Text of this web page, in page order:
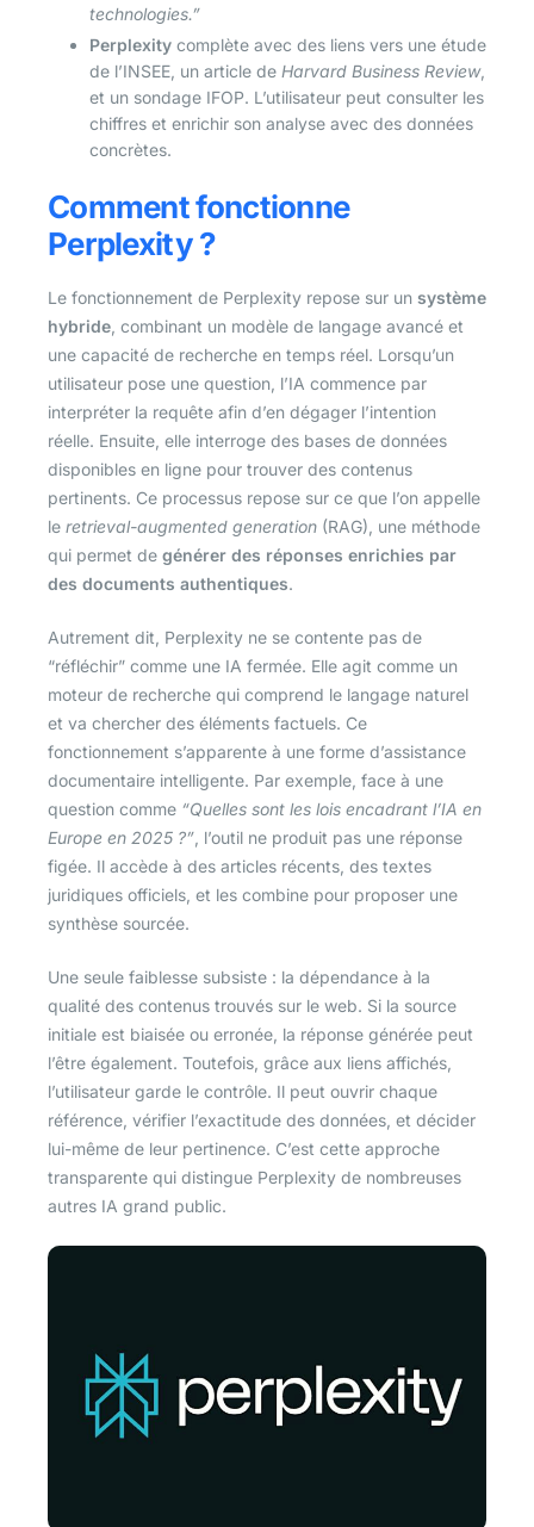
technologies.”
Perplexity complète avec des liens vers une étude
de l’INSEE, un article de Harvard Business Review,
et un sondage IFOP. L’utilisateur peut consulter les
chiffres et enrichir son analyse avec des données
concrètes.
Comment fonctionne
Perplexity ?
Le fonctionnement de Perplexity repose sur un système
hybride , combinant un modèle de langage avancé et
une capacité de recherche en temps réel. Lorsqu’un
utilisateur pose une question, l’IA commence par
interpréter la requête afin d’en dégager l’intention
réelle. Ensuite, elle interroge des bases de données
disponibles en ligne pour trouver des contenus
pertinents. Ce processus repose sur ce que l’on appelle
le retrieval-augmented generation (RAG), une méthode
qui permet de générer des réponses enrichies par
des documents authentiques.
Autrement dit, Perplexity ne se contente pas de
“réfléchir” comme une IA fermée. Elle agit comme un
moteur de recherche qui comprend le langage naturel
et va chercher des éléments factuels. Ce
fonctionnement s’apparente à une forme d’assistance
documentaire intelligente. Par exemple, face à une
question comme “Quelles sont les lois encadrant l’IA en
Europe en 2025 ?” , l’outil ne produit pas une réponse
figée. Il accède à des articles récents, des textes
juridiques officiels, et les combine pour proposer une
synthèse sourcée.
Une seule faiblesse subsiste : la dépendance à la
qualité des contenus trouvés sur le web. Si la source
initiale est biaisée ou erronée, la réponse générée peut
l’être également. Toutefois, grâce aux liens affichés,
l’utilisateur garde le contrôle. Il peut ouvrir chaque
référence, vérifier l’exactitude des données, et décider
lui-même de leur pertinence. C’est cette approche
transparente qui distingue Perplexity de nombreuses
autres IA grand public.